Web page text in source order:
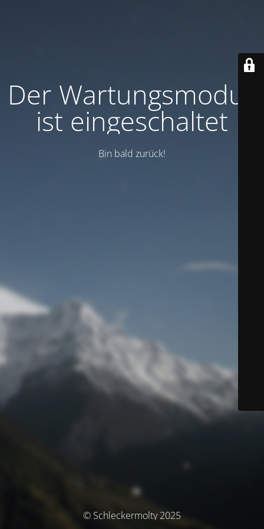
Der Wartungsmodus
ist eingeschaltet
Bin bald zurück!
© Schleckermolty 2025